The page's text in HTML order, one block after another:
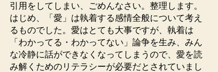
引用をしてしまい、ごめんなさい。整理します。
はじめ、「愛」は執着する感情全般について考え
るものでした。愛はとても大事ですが、執着は
「わかってる・わかってない」論争を生み、みん
な冷静に話ができなくなってしまうので、愛を読
み解くためのリテラシーが必要だとされていまし